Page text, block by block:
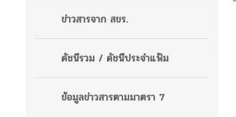
ข่าวสารจาก สขร.
ดัชนีรวม / ดัชนีประจำแฟ้ม
ข้อมูลข่าวสารตามมาตรา 7